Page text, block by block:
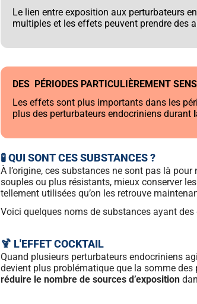
Le lien entre exposition aux perturbateurs
multiples et les effets peuvent prendre des
DES PÉRIODES PARTICULIÈREMENT
Les effets sont plus importants dans les
plus des perturbateurs endocriniens durant
🧪 QUI SONT CES SUBSTANCES ?
À l’origine, ces substances ne sont pas là
souples ou plus résistants, mieux conserver
tellement utilisées qu’on les retrouve
Voici quelques noms de substances ayant
🍹 L'EFFET COCKTAIL
Quand plusieurs perturbateurs endocriniens
devient plus problématique que la somme des
réduire le nombre de sources d’exposition